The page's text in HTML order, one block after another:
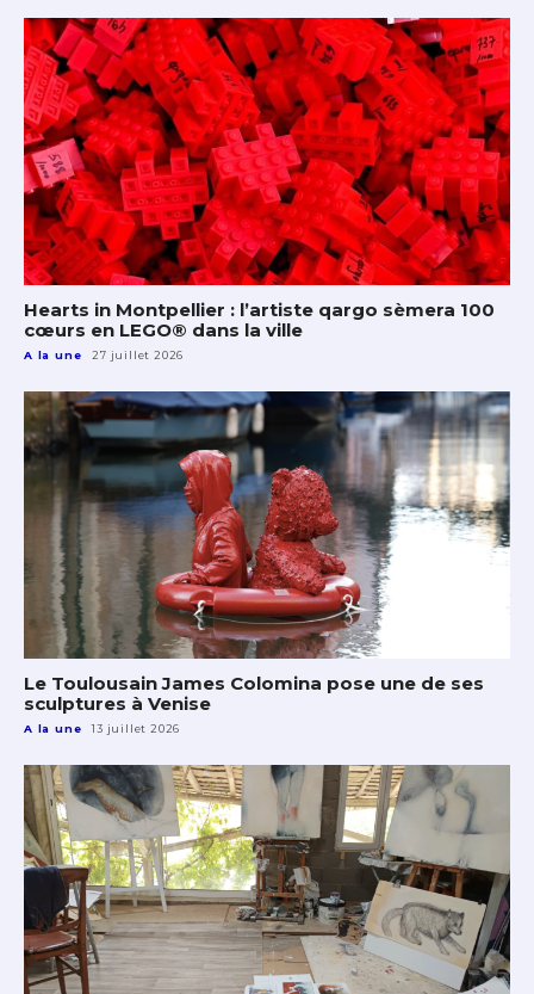
Hearts in Montpellier : l’artiste qargo sèmera 100
cœurs en LEGO® dans la ville
A la une 27 juillet 2026
Le Toulousain James Colomina pose une de ses
sculptures à Venise
A la une 13 juillet 2026